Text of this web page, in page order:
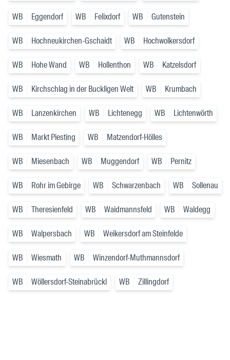
WB Eggendorf WB Felixdorf WB Gutenstein
WB Hochneukirchen-Gschaidt WB Hochwolkersdorf
WB Hohe Wand WB Hollenthon WB Katzelsdorf
WB Kirchschlag in der Buckligen Welt WB Krumbach
WB Lanzenkirchen WB Lichtenegg WB Lichtenwörth
WB Markt Piesting WB Matzendorf-Hölles
WB Miesenbach WB Muggendorf WB Pernitz
WB Rohr im Gebirge WB Schwarzenbach WB Sollenau
WB Theresienfeld WB Waidmannsfeld WB Waldegg
WB Walpersbach WB Weikersdorf am Steinfelde
WB Wiesmath WB Winzendorf-Muthmannsdorf
WB Wöllersdorf-Steinabrückl WB Zillingdorf